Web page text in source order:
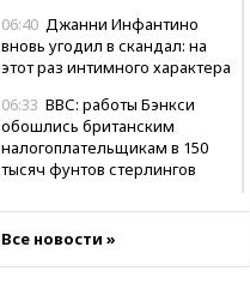
06:40 Джанни Инфантино
вновь угодил в скандал: на
этот раз интимного характера
06:33 ВВС: работы Бэнкси
обошлись британским
налогоплательщикам в 150
тысяч фунтов стерлингов
вскладчину
Все новости »